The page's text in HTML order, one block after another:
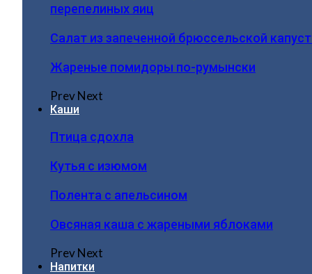
перепелиных яиц
Салат из запеченной брюссельской
Жареные помидоры по-румынски
PrevNext
Каши
Птица сдохла
Кутья с изюмом
Полента с апельсином
Овсяная каша с жареными яблоками
PrevNext
Напитки